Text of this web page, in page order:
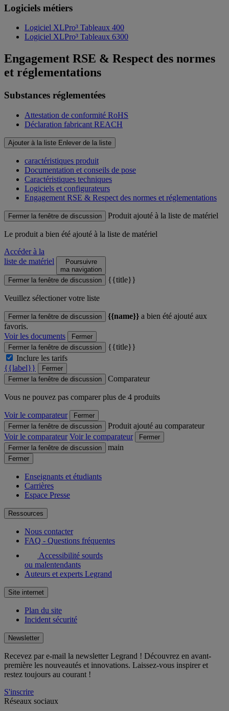
Logiciels métiers
Logiciel XLPro³ Tableaux 400
Logiciel XLPro³ Tableaux 6300
Engagement RSE & Respect des normes
et réglementations
Substances réglementées
Attestation de conformité RoHS
Déclaration fabricant REACH
Ajouter à la liste Enlever de la liste
caractéristiques produit
Documentation et conseils de pose
Caractéristiques techniques
Logiciels et configurateurs
Engagement RSE & Respect des normes et réglementations
Fermer la fenêtre de discussion Produit ajouté à la liste de matériel
Le produit a bien été ajouté à la liste de matériel
Accéder à la
liste de matériel
Poursuivre
ma navigation
Fermer la fenêtre de discussion
{{title}}
Veuillez sélectioner votre liste
Fermer la fenêtre de discussion {{name}} a bien été ajouté aux
favoris.
Voir les documents
Fermer
Fermer la fenêtre de discussion
{{title}}
Inclure les tarifs
{{label}}
Fermer
Fermer la fenêtre de discussion
Comparateur
Vous ne pouvez pas comparer plus de 4 produits
Voir le comparateur
Fermer
Fermer la fenêtre de discussion
Produit ajouté au comparateur
Voir le comparateur Voir le comparateur
Fermer
Fermer la fenêtre de discussion
main
Fermer
Enseignants et étudiants
Carrières
Espace Presse
Ressources
Nous contacter
FAQ - Questions fréquentes
Accessibilité sourds
ou malentendants
Auteurs et experts Legrand
Site internet
Plan du site
Incident sécurité
Newsletter
Recevez par e-mail la newsletter Legrand ! Découvrez en avant-
première les nouveautés et innovations. Laissez-vous inspirer et
restez toujours au courant !
S'inscrire
Réseaux sociaux